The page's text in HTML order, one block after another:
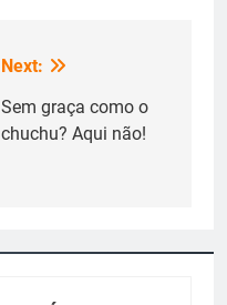
Next:
Sem graça como o
chuchu? Aqui não!